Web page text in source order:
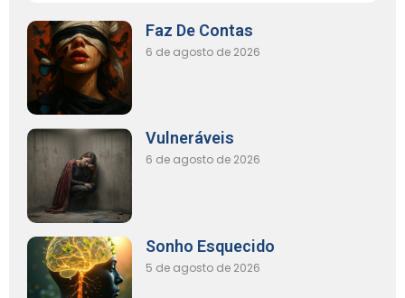
Faz De Contas
6 de agosto de 2026
Vulneráveis
6 de agosto de 2026
Sonho Esquecido
5 de agosto de 2026